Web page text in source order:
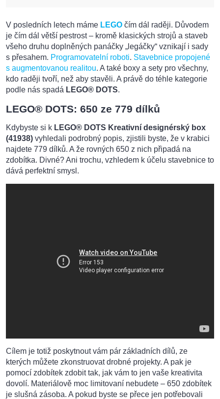
V posledních letech máme LEGO čím dál raději. Důvodem
je čím dál větší pestrost – kromě klasických strojů a staveb
všeho druhu doplněných panáčky „legáčky“ vznikají i sady
s přesahem. Programovatelní roboti. Stavebnice propojené
s augmentovanou realitou. A také boxy a sety pro všechny,
kdo raději tvoří, než aby stavěli. A právě do téhle kategorie
podle nás spadá LEGO® DOTS.
LEGO® DOTS: 650 ze 779 dílků
Kdybyste si k LEGO® DOTS Kreativní designérský box
(41938) vyhledali podrobný popis, zjistili byste, že v krabici
najdete 779 dílků. A že rovných 650 z nich připadá na
zdobítka. Divné? Ani trochu, vzhledem k účelu stavebnice to
dává perfektní smysl.
Cílem je totiž poskytnout vám pár základních dílů, ze
kterých můžete zkonstruovat drobné projekty. A pak je
pomocí zdobítek zdobit tak, jak vám to jen vaše kreativita
dovolí. Materiálově moc limitovaní nebudete – 650 zdobítek
je slušná zásoba. A pokud byste se přece jen potřebovali